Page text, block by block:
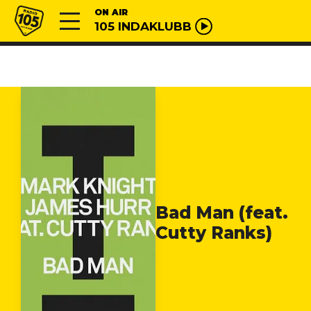
Vai al contenuto
Radio 105 ON AIR
105 INDAKLUBB
Bad Man (feat.
Cutty Ranks)